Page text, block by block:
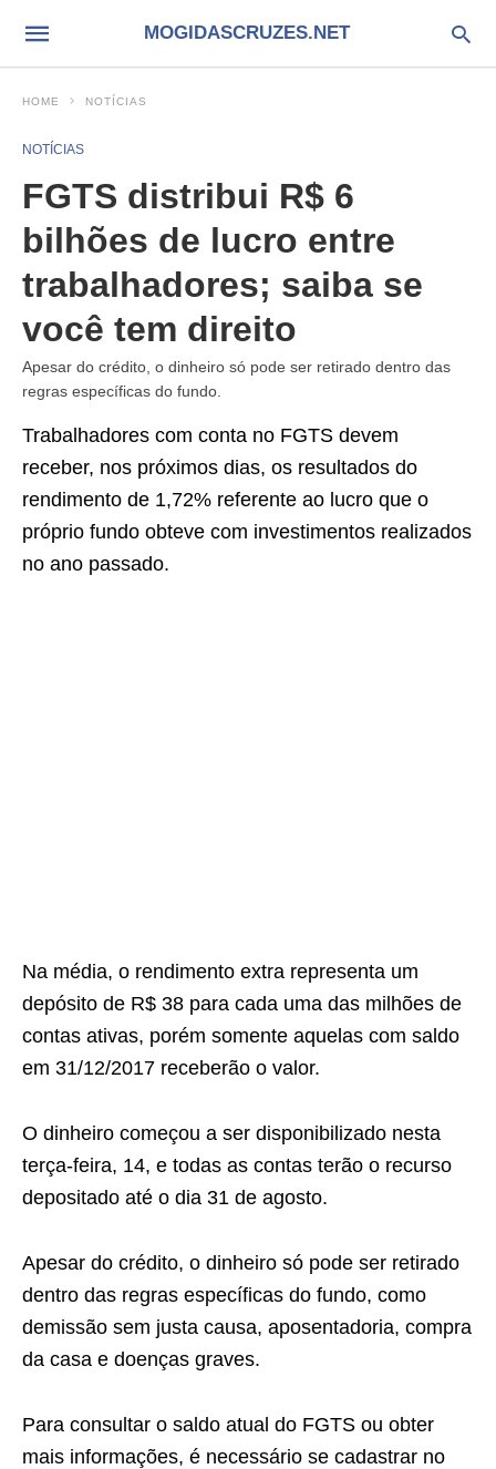
MOGIDASCRUZES.NET
HOME NOTÍCIAS
NOTÍCIAS
FGTS distribui R$ 6
bilhões de lucro entre
trabalhadores; saiba se
você tem direito
Apesar do crédito, o dinheiro só pode ser retirado dentro das
regras específicas do fundo.
Trabalhadores com conta no FGTS devem
receber, nos próximos dias, os resultados do
rendimento de 1,72% referente ao lucro que o
próprio fundo obteve com investimentos realizados
no ano passado.
Na média, o rendimento extra representa um
depósito de R$ 38 para cada uma das milhões de
contas ativas, porém somente aquelas com saldo
em 31/12/2017 receberão o valor.
O dinheiro começou a ser disponibilizado nesta
terça-feira, 14, e todas as contas terão o recurso
depositado até o dia 31 de agosto.
Apesar do crédito, o dinheiro só pode ser retirado
dentro das regras específicas do fundo, como
demissão sem justa causa, aposentadoria, compra
da casa e doenças graves.
Para consultar o saldo atual do FGTS ou obter
mais informações, é necessário se cadastrar no